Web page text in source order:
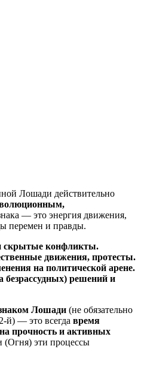
Лошади действительно
— это энергия движения,
перемен и правды.
скрытые конфликты.
движения, протесты.
на политической арене.
безрассудных) решений и
Лошади (не обязательно
й) — это всегда время
прочность и активных
(Огня) эти процессы